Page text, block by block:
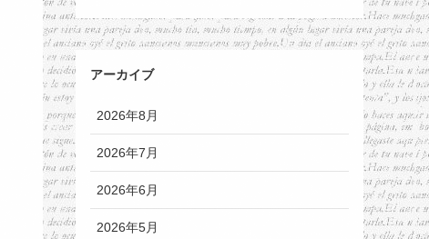
アーカイブ
2026年8月
2026年7月
2026年6月
2026年5月